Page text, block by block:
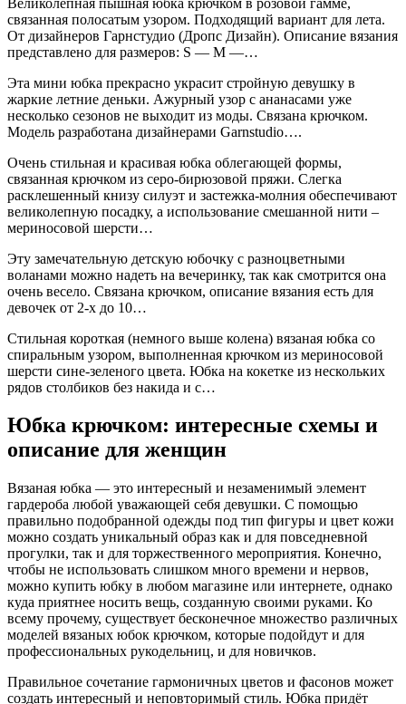
связанная полосатым узором. Подходящий вариант для лета.
От дизайнеров Гарнстудио (Дропс Дизайн). Описание вязания
представлено для размеров: S — M —…
Эта мини юбка прекрасно украсит стройную девушку в
жаркие летние деньки. Ажурный узор с ананасами уже
несколько сезонов не выходит из моды. Связана крючком.
Модель разработана дизайнерами Garnstudio….
Очень стильная и красивая юбка облегающей формы,
связанная крючком из серо-бирюзовой пряжи. Слегка
расклешенный книзу силуэт и застежка-молния обеспечивают
великолепную посадку, а использование смешанной нити –
мериносовой шерсти…
Эту замечательную детскую юбочку с разноцветными
воланами можно надеть на вечеринку, так как смотрится она
очень весело. Связана крючком, описание вязания есть для
девочек от 2-х до 10…
Стильная короткая (немного выше колена) вязаная юбка со
спиральным узором, выполненная крючком из мериносовой
шерсти сине-зеленого цвета. Юбка на кокетке из нескольких
рядов столбиков без накида и с…
Юбка крючком: интересные схемы и
описание для женщин
Вязаная юбка — это интересный и незаменимый элемент
гардероба любой уважающей себя девушки. С помощью
правильно подобранной одежды под тип фигуры и цвет кожи
можно создать уникальный образ как и для повседневной
прогулки, так и для торжественного мероприятия. Конечно,
чтобы не использовать слишком много времени и нервов,
можно купить юбку в любом магазине или интернете, однако
куда приятнее носить вещь, созданную своими руками. Ко
всему прочему, существует бесконечное множество различных
моделей вязаных юбок крючком, которые подойдут и для
профессиональных рукодельниц, и для новичков.
Правильное сочетание гармоничных цветов и фасонов может
создать интересный и неповторимый стиль. Юбка придёт